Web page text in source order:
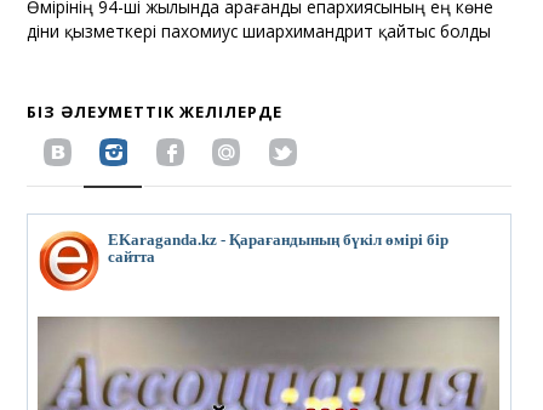
Өмірінің 94-ші жылында Қарағанды епархиясының ең көне
діни қызметкері пахомиус шиархимандрит қайтыс болды
БІЗ ӘЛЕУМЕТТІК ЖЕЛІЛЕРДЕ
EKaraganda.kz - Қарағандының бүкіл өмірі бір
сайтта